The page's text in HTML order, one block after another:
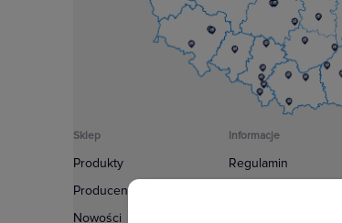
Sklep
Produkty
Producenci
Nowości
Informacje
Regulamin